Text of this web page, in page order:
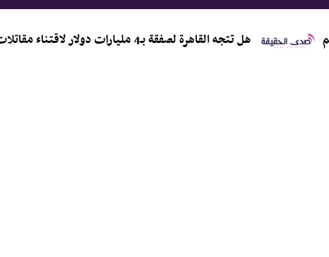
هل تتجه القاهرة لصفقة بـ4 مليارات دولار لاقتناء مقاتلات J-10CE وJ-35؟